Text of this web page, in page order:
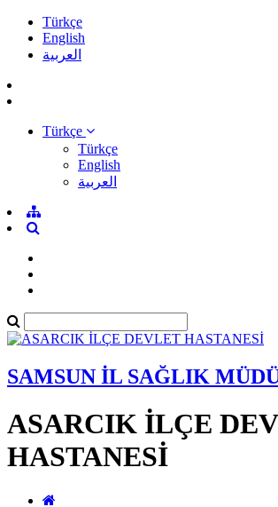
Türkçe
English
العربية
Türkçe
Türkçe
English
العربية
SAMSUN İL SAĞLIK
ASARCIK İLÇE
HASTANESİ